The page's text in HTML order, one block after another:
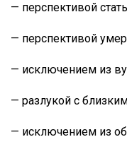
— перспективой
— перспективой
— исключением из
— разлукой с
— исключением из